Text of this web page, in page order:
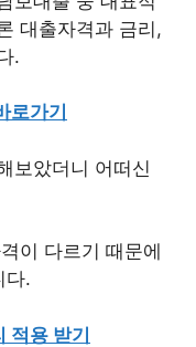
대출자격과 금리,
.
로가기
보았더니 어떠신
이 다르기 때문에
다.
적용 받기